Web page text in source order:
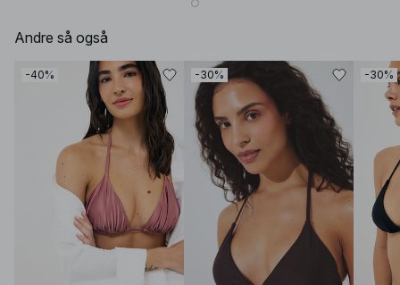
Andre så også
-40% -30% -30%